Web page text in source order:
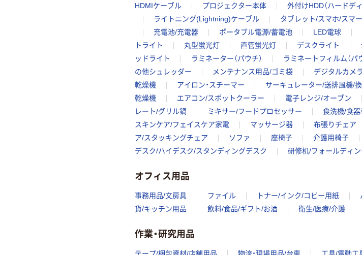
HDMIケーブル
プロジェクター本体 外付けHDD（ハードディ
ライトニング(Lightning)ケーブル
タブレット/スマホ/スマ
充電池/充電器
ポータブル電源/蓄電池 LED電球
トライト
丸型蛍光灯 直管蛍光灯 デスクライト
ッドライト
ラミネーター（パウチ） ラミネートフィルム（パ
の他シュレッダー
メンテナンス用品/ゴミ袋 デジタルカメ
乾燥機
アイロン・スチーマー サーキュレーター/送排風機/
乾燥機
エアコン/スポットクーラー 電子レンジ/オーブン
レート/グリル鍋
ミキサー/フードプロセッサー 食洗機/食
スキンケア/フェイスケア家電
マッサージ器 布張りチェア
ア/スタッキングチェア
ソファ 座椅子 介護用椅子
デスク/ハイデスク/スタンディングデスク
研修机/フォールディ
オフィス用品
事務用品/文房具 ファイル トナー/インク/コピー用紙
貨/キッチン用品
飲料/食品/ギフト/お酒 衛生/医療/介護
作業・研究用品